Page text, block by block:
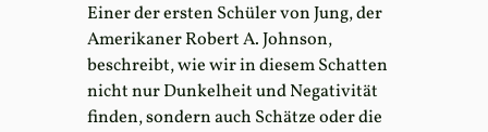
Einer der ersten Schüler von Jung, der
Amerikaner Robert A. Johnson,
beschreibt, wie wir in diesem Schatten
nicht nur Dunkelheit und Negativität
finden, sondern auch Schätze oder die